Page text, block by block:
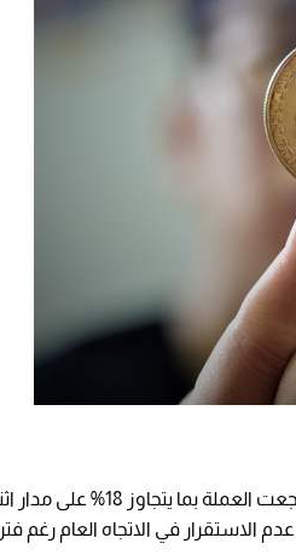
غير أن المشهد يبدو أكثر تعقيدًا حين تُقرأ أرقام العام الكامل، إذ تراجعت
حالة من عدم الاستقرار في الاتجاه العام رغم